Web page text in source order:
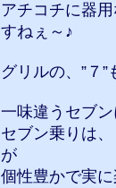
アチコチに器
すねぇ～♪
グリルの、”７”
一味違うセブン
セブン乗りは
が
個性豊かで実